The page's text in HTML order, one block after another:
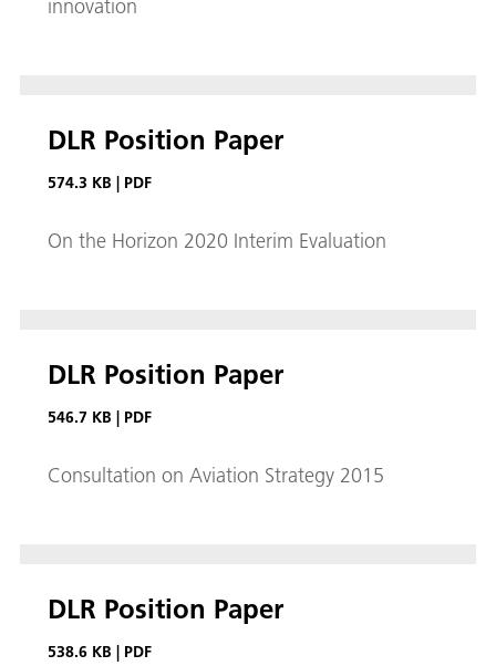
innovation
DLR Position Paper
574.3 KB PDF
On the Horizon 2020 Interim Evaluation
DLR Position Paper
546.7 KB PDF
Consultation on Aviation Strategy 2015
DLR Position Paper
538.6 KB PDF